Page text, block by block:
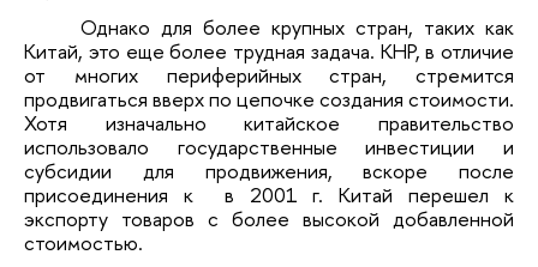
Однако для более крупных стран, таких как
Китай, это еще более трудная задача. КНР, в отличие
от многих периферийных стран, стремится
продвигаться вверх по цепочке создания стоимости.
Хотя изначально китайское правительство
использовало государственные инвестиции и
субсидии для продвижения, вскоре после
присоединения к в 2001 г. Китай перешел к
экспорту товаров с более высокой добавленной
стоимостью.